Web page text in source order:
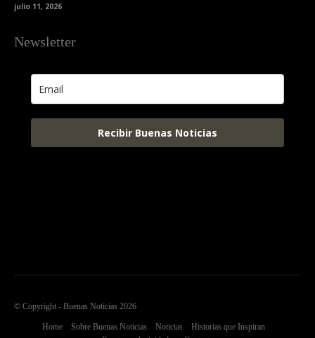
julio 11, 2026
Newsletter
Recibir Buenas Noticias
© Copyright - Buenas Noticias 2026
Home Sobre Buenas Noticias Noticias
Historias que Inspiran